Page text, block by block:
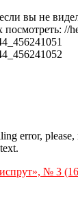
вы не
посмотреть: //
error,
№ 3